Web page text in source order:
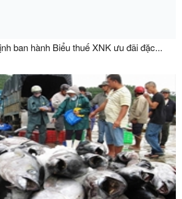
ban hành Biểu thuế XNK ưu đãi đặc...